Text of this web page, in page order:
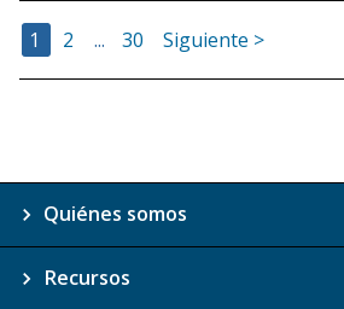
1 Ir a la Página
2 Ir a la Página
... 30 Ir a la Página
Siguiente >
Quiénes somos
Recursos